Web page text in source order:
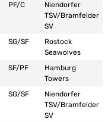
PF/C
Niendorfer
TSV/Bramfelder
SV
SG/SF
Rostock
Seawolves
SF/PF
Hamburg
Towers
SG/SF
Niendorfer
TSV/Bramfelder
SV